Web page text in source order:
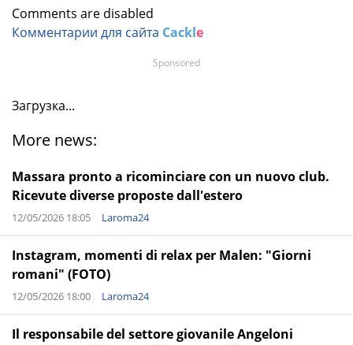
Comments are disabled
Комментарии для сайта Cackle
Загрузка...
More news:
Massara pronto a ricominciare con un nuovo club.
Ricevute diverse proposte dall'estero
12/05/2026 18:05 Laroma24
Instagram, momenti di relax per Malen: "Giorni
romani" (FOTO)
12/05/2026 18:00 Laroma24
Il responsabile del settore giovanile Angeloni
Sponsored